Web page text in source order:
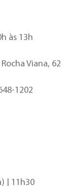
às 13h
Viana, 62
1202
| 11h30